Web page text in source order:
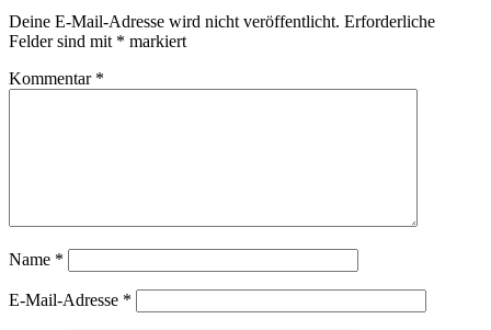
Deine E-Mail-Adresse wird nicht veröffentlicht. Erforderliche
Felder sind mit * markiert
Kommentar *
Name *
E-Mail-Adresse *